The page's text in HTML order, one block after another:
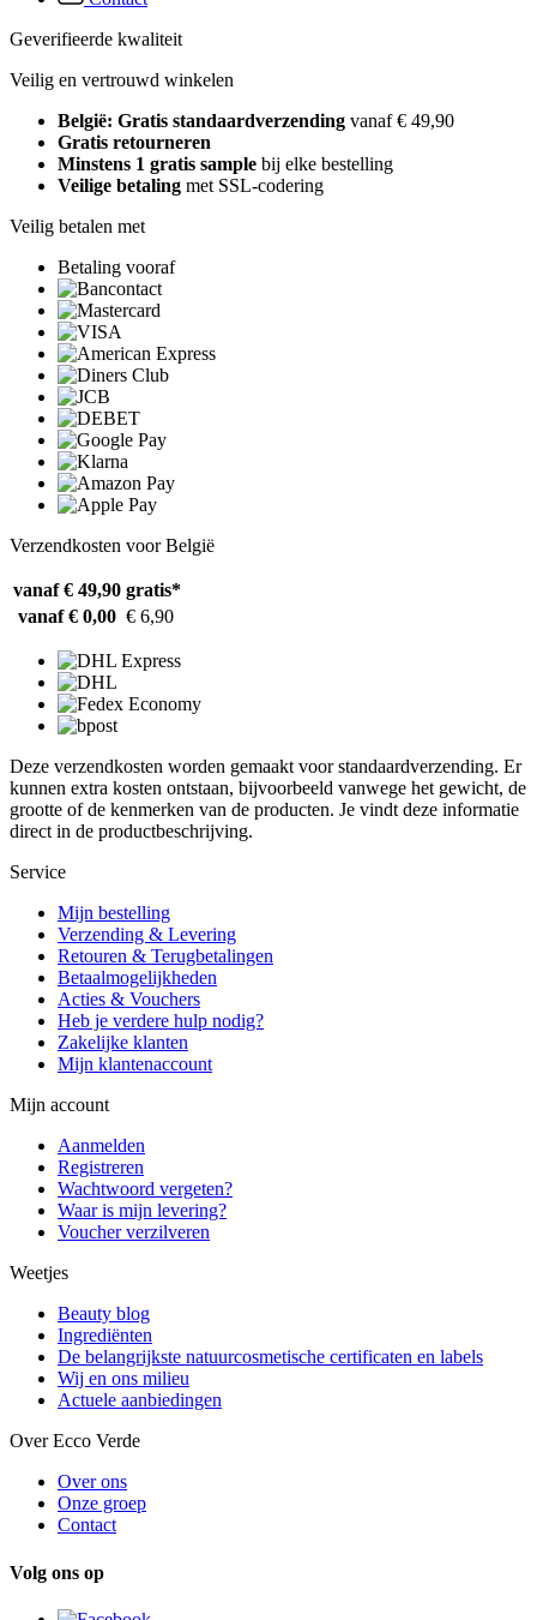
Geverifieerde kwaliteit
Veilig en vertrouwd winkelen
België: Gratis standaardverzending vanaf € 49,90
Gratis retourneren
Minstens 1 gratis sample bij elke bestelling
Veilige betaling met SSL-codering
Veilig betalen met
Betaling vooraf
Verzendkosten voor België
vanaf € 49,90 gratis*
vanaf € 0,00 € 6,90
Deze verzendkosten worden gemaakt voor standaardverzending. Er
kunnen extra kosten ontstaan, bijvoorbeeld vanwege het gewicht, de
grootte of de kenmerken van de producten. Je vindt deze informatie
direct in de productbeschrijving.
Service
Mijn bestelling
Verzending & Levering
Retouren & Terugbetalingen
Betaalmogelijkheden
Acties & Vouchers
Heb je verdere hulp nodig?
Zakelijke klanten
Mijn klantenaccount
Mijn account
Aanmelden
Registreren
Wachtwoord vergeten?
Waar is mijn levering?
Voucher verzilveren
Weetjes
Beauty blog
Ingrediënten
De belangrijkste natuurcosmetische certificaten en labels
Wij en ons milieu
Actuele aanbiedingen
Over Ecco Verde
Over ons
Onze groep
Contact
Volg ons op